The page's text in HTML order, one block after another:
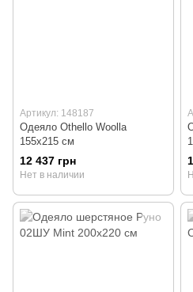
Артикул: 148187
Одеяло Othello Woolla
155x215 см
12 437 грн
Нет в наличии